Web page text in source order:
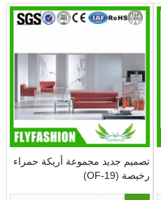
تصميم جديد مجموعة أريكة حمراء
رخيصة (OF-19)